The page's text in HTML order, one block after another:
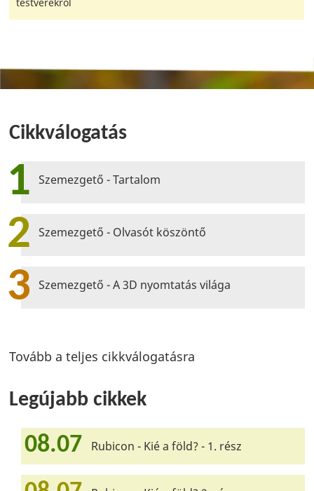
Cikkválogatás
1 Szemezgető - Tartalom
2 Szemezgető - Olvasót köszöntő
3 Szemezgető - A 3D nyomtatás világa
Tovább a teljes cikkválogatásra
Legújabb cikkek
08.07 Rubicon - Kié a föld? - 1. rész